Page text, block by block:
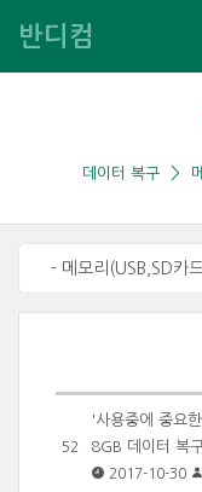
반디컴
데이터 복구
- 메모리(USB,SD카
52
'사용중에 중요
8GB 데이터 복
2017-10-30